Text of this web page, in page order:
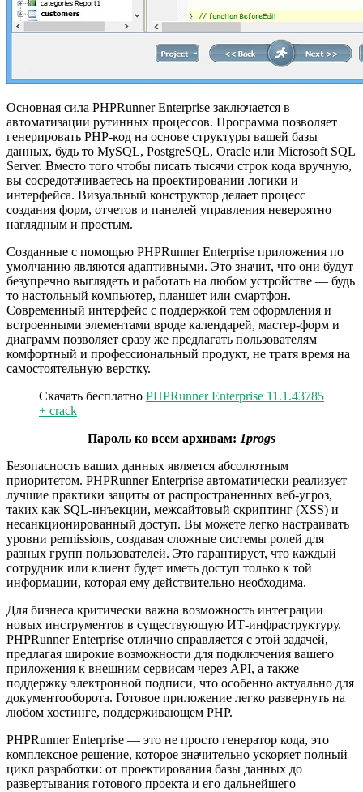
Основная сила PHPRunner Enterprise заключается в
автоматизации рутинных процессов. Программа позволяет
генерировать PHP-код на основе структуры вашей базы
данных, будь то MySQL, PostgreSQL, Oracle или Microsoft SQL
Server. Вместо того чтобы писать тысячи строк кода вручную,
вы сосредотачиваетесь на проектировании логики и
интерфейса. Визуальный конструктор делает процесс
создания форм, отчетов и панелей управления невероятно
наглядным и простым.
Созданные с помощью PHPRunner Enterprise приложения по
умолчанию являются адаптивными. Это значит, что они будут
безупречно выглядеть и работать на любом устройстве — будь
то настольный компьютер, планшет или смартфон.
Современный интерфейс с поддержкой тем оформления и
встроенными элементами вроде календарей, мастер-форм и
диаграмм позволяет сразу же предлагать пользователям
комфортный и профессиональный продукт, не тратя время на
самостоятельную верстку.
Скачать бесплатно PHPRunner Enterprise 11.1.43785
+ crack
Пароль ко всем архивам: 1progs
Безопасность ваших данных является абсолютным
приоритетом. PHPRunner Enterprise автоматически реализует
лучшие практики защиты от распространенных веб-угроз,
таких как SQL-инъекции, межсайтовый скриптинг (XSS) и
несанкционированный доступ. Вы можете легко настраивать
уровни permissions, создавая сложные системы ролей для
разных групп пользователей. Это гарантирует, что каждый
сотрудник или клиент будет иметь доступ только к той
информации, которая ему действительно необходима.
Для бизнеса критически важна возможность интеграции
новых инструментов в существующую ИТ-инфраструктуру.
PHPRunner Enterprise отлично справляется с этой задачей,
предлагая широкие возможности для подключения вашего
приложения к внешним сервисам через API, а также
поддержку электронной подписи, что особенно актуально для
документооборота. Готовое приложение легко развернуть на
любом хостинге, поддерживающем PHP.
PHPRunner Enterprise — это не просто генератор кода, это
комплексное решение, которое значительно ускоряет полный
цикл разработки: от проектирования базы данных до
развертывания готового проекта и его дальнейшего